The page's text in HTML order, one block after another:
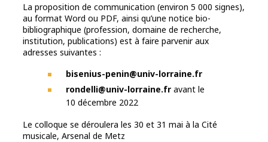
La proposition de communication (environ 5 000 signes),
au format Word ou PDF, ainsi qu’une notice bio-
bibliographique (profession, domaine de recherche,
institution, publications) est à faire parvenir aux
adresses suivantes :
bisenius-penin@univ-lorraine.fr
rondelli@univ-lorraine.fr avant le
10 décembre 2022
Le colloque se déroulera les 30 et 31 mai à la Cité
musicale, Arsenal de Metz